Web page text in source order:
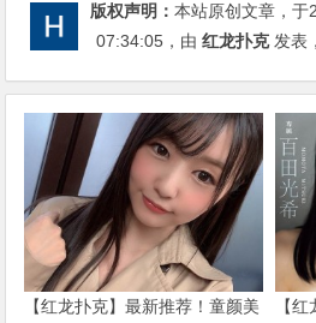
版权声明：本站原创文章，于
07:34:05 ，由红龙扑克发表
【红龙扑克】最新推荐！童颜美
【